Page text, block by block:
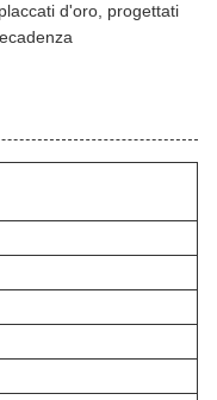
d'oro, progettati